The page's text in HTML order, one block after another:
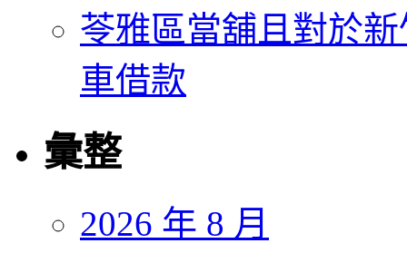
苓雅區當舖且對於
車借款
彙整
2026 年 8 月